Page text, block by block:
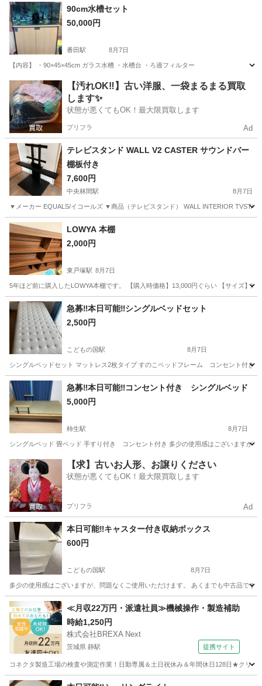
神奈川 厚木市 収納家具 現地
90cm水槽セット
50,000円
番田駅 8月7日
【内容】 ・90×45×45cm ガラス水槽 ・水槽台 ・ろ過フィルター
神奈川 愛甲郡 番田駅 その他
【汚れOK‼️】古い洋服、一袋まるまる買取
します✨
状態が悪くてもOK！最大限買取します
プリフラ Ad
テレビスタンド WALL V2 CASTER サウンドバー
棚板付き
7,600円
中央林間駅 8月7日
▼メーカー EQUALS/イコールズ ▼商品（テレビスタンド） WALL INTERIOR
神奈川 大和市 中央林間駅
LOWYA 本棚
2,000円
東戸塚駅 8月7日
5年ほど前に購入したLOWYA本棚です。 【購入時価格】13,000円ぐらい 【サイズ】
神奈川 横浜市 東戸塚駅 収納家具
急募‼️本日可能‼️シングルベッドセット
2,500円
こどもの国駅 8月7日
シングルベッドセット マットレス2枚タイプ すのこベッドフレーム コンセント付き
神奈川 川崎市 こどもの国駅 ベッド セット
急募‼️本日可能‼️コンセント付き シングルベッド
5,000円
柿生駅 8月7日
シングルベッド 畳ベッド 手すり付き コンセント付き 多少の使用感はございますが
神奈川 柿生駅 ベッド コンセント
【求】古いお人形、お譲りください
状態が悪くてもOK！最大限買取します
プリフラ Ad
本日可能‼️キャスター付き収納ボックス
600円
こどもの国駅 8月7日
多少の使用感はございますが、問題なくご使用いただけます。 あくまでも中古品で
神奈川 川崎市 こどもの国駅 収納家具 ボックス
≪月収22万円・派遣社員≫機械操作・製造補助
時給1,250円
株式会社BREXA Next
茨城県 静駅 提携サイト
コネクタ製造工場の検査や測定作業！日勤専属＆土日祝休み＆年間休日128日★クリ
茨城 常陸大宮市 静駅 その他